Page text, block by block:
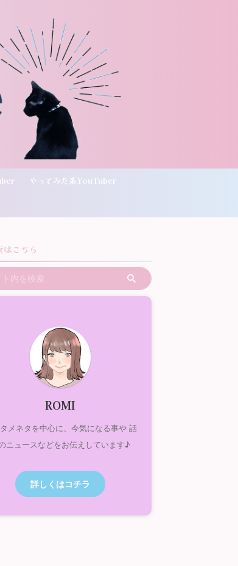
やってみた系YouTuber
はこちら
ROMI
メネタを中心に、今気になる事や 話
ニュースなどをお伝えしています♪
詳しくはコチラ